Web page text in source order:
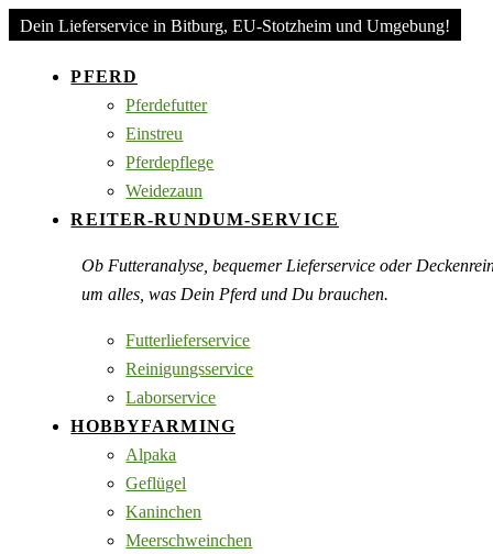
Dein Lieferservice in Bitburg, EU-Stotzheim und Umgebung!
PFERD
Pferdefutter
Einstreu
Pferdepflege
Weidezaun
REITER-RUNDUM-SERVICE
Ob Futteranalyse, bequemer Lieferservice oder
um alles, was Dein Pferd und Du brauchen.
Futterlieferservice
Reinigungsservice
Laborservice
HOBBYFARMING
Alpaka
Geflügel
Kaninchen
Meerschweinchen